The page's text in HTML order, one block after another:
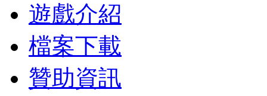
遊戲介紹
檔案下載
贊助資訊